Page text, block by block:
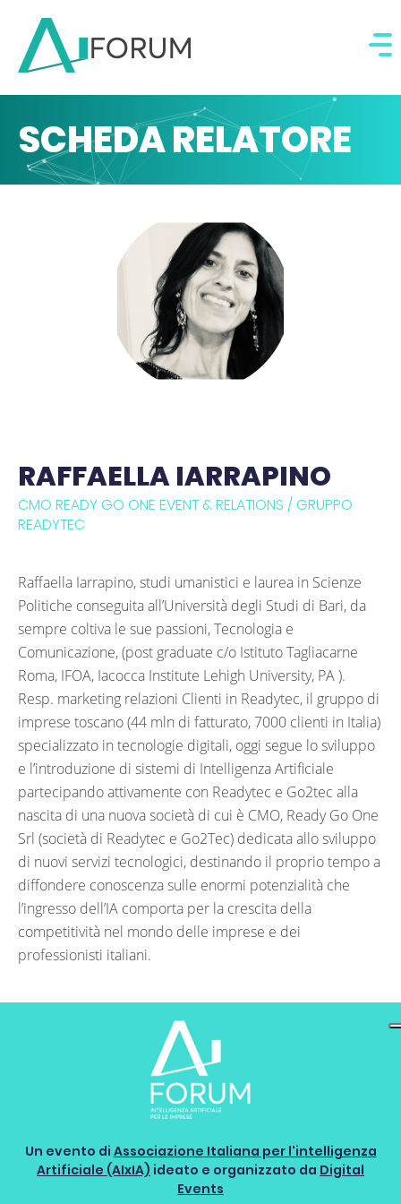
SCHEDA RELATORE
RAFFAELLA IARRAPINO
CMO READY GO ONE EVENT & RELATIONS / GRUPPO
READYTEC
Raffaella Iarrapino, studi umanistici e laurea in Scienze
Politiche conseguita all’Università degli Studi di Bari, da
sempre coltiva le sue passioni, Tecnologia e
Comunicazione, (post graduate c/o Istituto Tagliacarne
Roma, IFOA, Iacocca Institute Lehigh University, PA ).
Resp. marketing relazioni Clienti in Readytec, il gruppo di
imprese toscano (44 mln di fatturato, 7000 clienti in Italia)
specializzato in tecnologie digitali, oggi segue lo sviluppo
e l’introduzione di sistemi di Intelligenza Artificiale
partecipando attivamente con Readytec e Go2tec alla
nascita di una nuova società di cui è CMO, Ready Go One
Srl (società di Readytec e Go2Tec) dedicata allo sviluppo
di nuovi servizi tecnologici, destinando il proprio tempo a
diffondere conoscenza sulle enormi potenzialità che
l’ingresso dell’IA comporta per la crescita della
competitività nel mondo delle imprese e dei
professionisti italiani.
Un evento di Associazione Italiana per l'intelligenza
Artificiale (AIxIA) ideato e organizzato da Digital
Events